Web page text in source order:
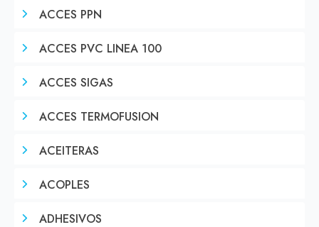
ACCES PPN
ACCES PVC LINEA 100
ACCES SIGAS
ACCES TERMOFUSION
ACEITERAS
ACOPLES
ADHESIVOS